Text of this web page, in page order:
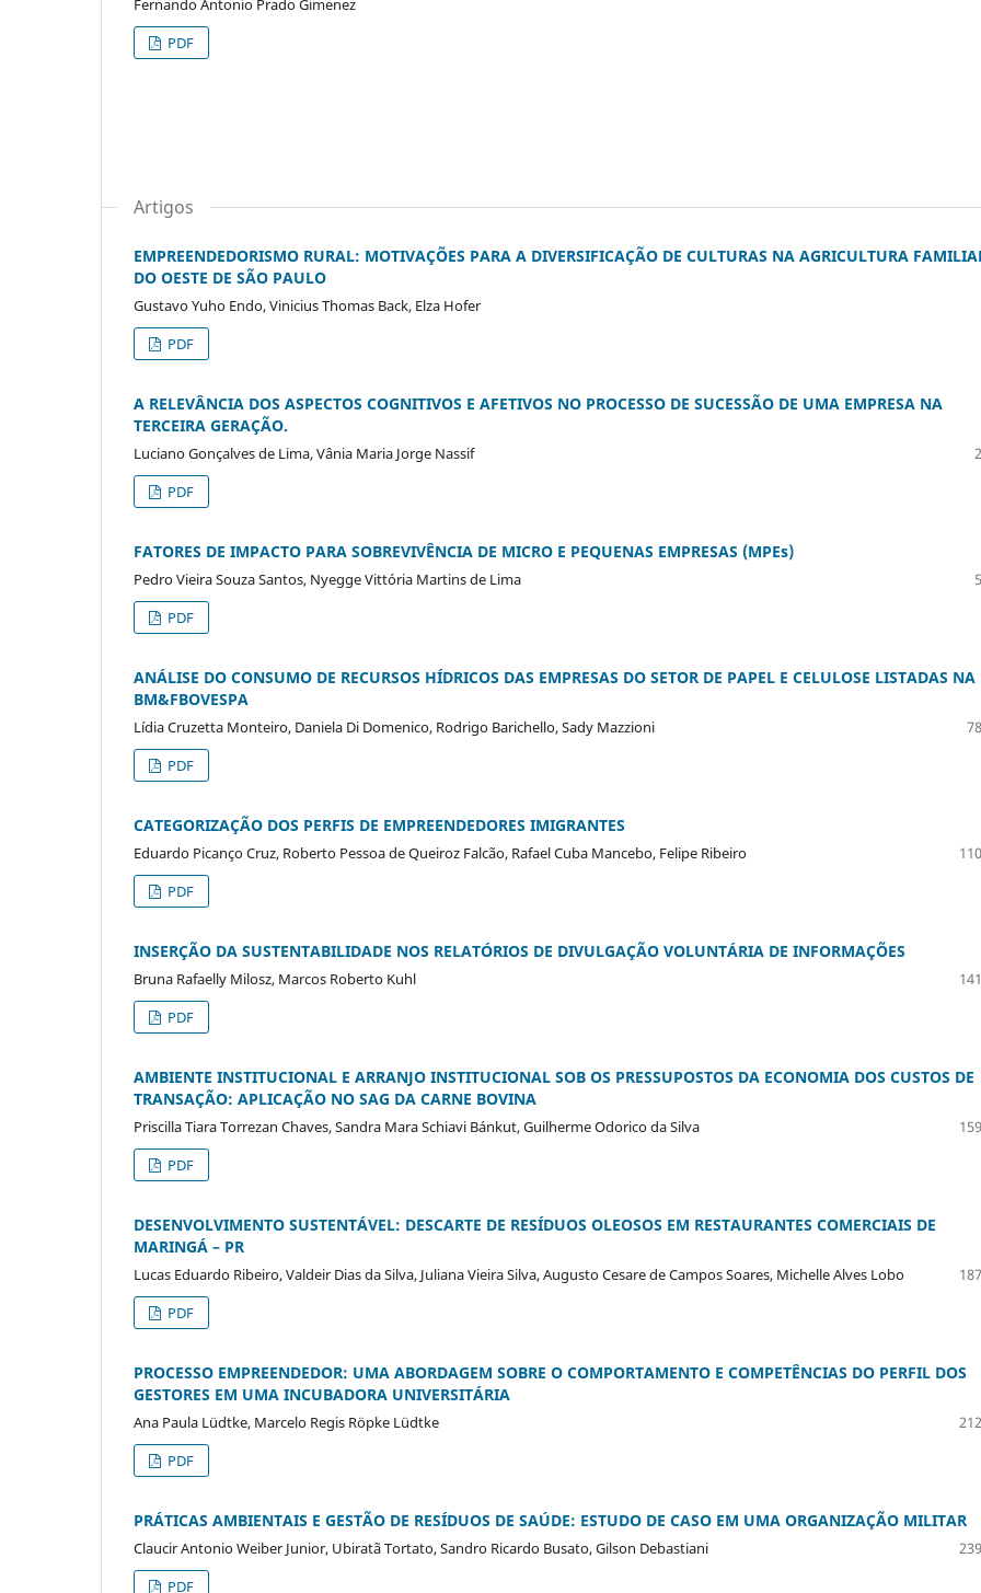
Fernando Antonio Prado Gimenez
PDF
Artigos
EMPREENDEDORISMO RURAL: MOTIVAÇÕES PARA A DIVERSIFICAÇÃO DE CULTURAS NA AGRICULTURA
DO OESTE DE SÃO PAULO
Gustavo Yuho Endo, Vinicius Thomas Back, Elza Hofer
PDF
A RELEVÂNCIA DOS ASPECTOS COGNITIVOS E AFETIVOS NO PROCESSO DE SUCESSÃO DE UMA EMPRESA NA
TERCEIRA GERAÇÃO.
Luciano Gonçalves de Lima, Vânia Maria Jorge Nassif
PDF
FATORES DE IMPACTO PARA SOBREVIVÊNCIA DE MICRO E PEQUENAS EMPRESAS (MPEs)
Pedro Vieira Souza Santos, Nyegge Vittória Martins de Lima
PDF
ANÁLISE DO CONSUMO DE RECURSOS HÍDRICOS DAS EMPRESAS DO SETOR DE PAPEL E CELULOSE LISTADAS NA
BM&FBOVESPA
Lídia Cruzetta Monteiro, Daniela Di Domenico, Rodrigo Barichello, Sady Mazzioni
PDF
CATEGORIZAÇÃO DOS PERFIS DE EMPREENDEDORES IMIGRANTES
Eduardo Picanço Cruz, Roberto Pessoa de Queiroz Falcão, Rafael Cuba Mancebo, Felipe Ribeiro
PDF
INSERÇÃO DA SUSTENTABILIDADE NOS RELATÓRIOS DE DIVULGAÇÃO VOLUNTÁRIA DE INFORMAÇÕES
Bruna Rafaelly Milosz, Marcos Roberto Kuhl
PDF
AMBIENTE INSTITUCIONAL E ARRANJO INSTITUCIONAL SOB OS PRESSUPOSTOS DA ECONOMIA DOS CUSTOS DE
TRANSAÇÃO: APLICAÇÃO NO SAG DA CARNE BOVINA
Priscilla Tiara Torrezan Chaves, Sandra Mara Schiavi Bánkut, Guilherme Odorico da Silva
PDF
DESENVOLVIMENTO SUSTENTÁVEL: DESCARTE DE RESÍDUOS OLEOSOS EM RESTAURANTES COMERCIAIS DE
MARINGÁ – PR
Lucas Eduardo Ribeiro, Valdeir Dias da Silva, Juliana Vieira Silva, Augusto Cesare de Campos Soares, Michelle Alves Lobo
PDF
PROCESSO EMPREENDEDOR: UMA ABORDAGEM SOBRE O COMPORTAMENTO E COMPETÊNCIAS DO PERFIL DOS
GESTORES EM UMA INCUBADORA UNIVERSITÁRIA
Ana Paula Lüdtke, Marcelo Regis Röpke Lüdtke
PDF
PRÁTICAS AMBIENTAIS E GESTÃO DE RESÍDUOS DE SAÚDE: ESTUDO DE CASO EM UMA ORGANIZAÇÃO MILITAR
Claucir Antonio Weiber Junior, Ubiratã Tortato, Sandro Ricardo Busato, Gilson Debastiani
PDF